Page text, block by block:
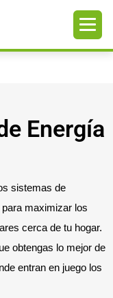
Energía
sistemas de
maximizar los
cerca de tu hogar.
obtengas lo mejor de
entran en juego los